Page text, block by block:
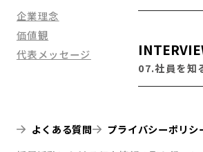
企業理念
価値観
代表メッセージ
07.社員を知
よくある質問
プライバシーポリシ